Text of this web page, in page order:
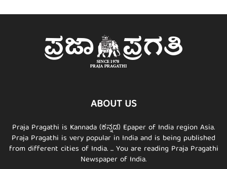
ABOUT US
Praja Pragathi is Kannada (ಕನ್ನಡ) Epaper of India region Asia.
Praja Pragathi is very popular in India and is being published
from different cities of India. ... You are reading Praja Pragathi
Newspaper of India.